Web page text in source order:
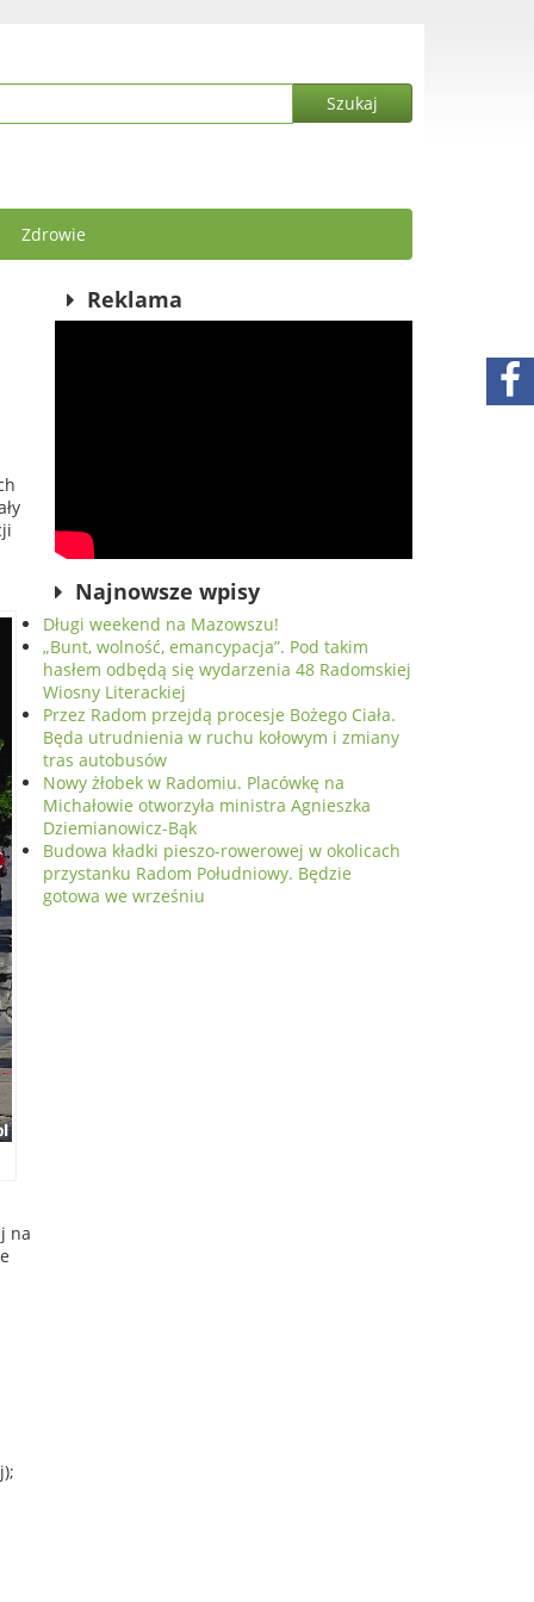
Zdrowie
na
Reklama
Najnowsze wpisy
Długi weekend na Mazowszu!
„Bunt, wolność, emancypacja”. Pod takim
hasłem odbędą się wydarzenia 48 Radomskiej
Wiosny Literackiej
Przez Radom przejdą procesje Bożego Ciała.
Będa utrudnienia w ruchu kołowym i zmiany
tras autobusów
Nowy żłobek w Radomiu. Placówkę na
Michałowie otworzyła ministra Agnieszka
Dziemianowicz-Bąk
Budowa kładki pieszo-rowerowej w okolicach
przystanku Radom Południowy. Będzie
gotowa we wrześniu